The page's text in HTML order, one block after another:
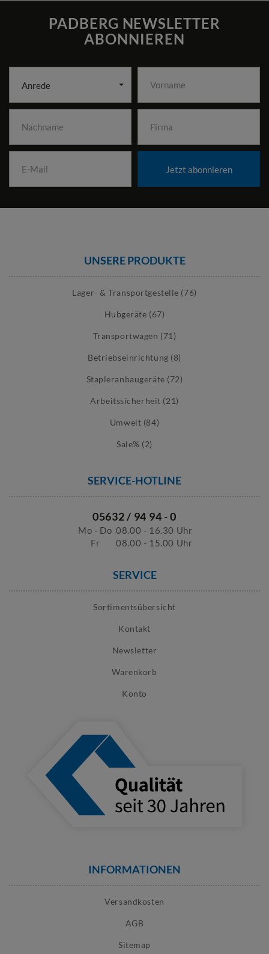
PADBERG NEWSLETTER
ABONNIEREN
Anrede
Jetzt abonnieren
UNSERE PRODUKTE
Lager- & Transportgestelle (76)
Hubgeräte (67)
Transportwagen (71)
Betriebseinrichtung (8)
Stapleranbaugeräte (72)
Arbeitssicherheit (21)
Umwelt (84)
Sale% (2)
SERVICE-HOTLINE
05632 / 94 94 - 0
Mo - Do 08.00 - 16.30 Uhr
Fr
08.00 - 15.00 Uhr
SERVICE
Sortimentsübersicht
Kontakt
Newsletter
Warenkorb
Konto
INFORMATIONEN
Versandkosten
AGB
Sitemap